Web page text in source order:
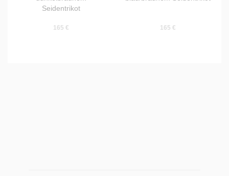
Seidentrikot
165 € 165 €